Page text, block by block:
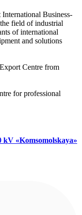
Business-
field of industrial
of international
and solutions
Centre from
for professional
kV «Komsomolskaya»